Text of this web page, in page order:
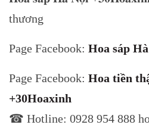
thương
Page Facebook: Hoa sáp
Page Facebook: Hoa tiền
+30Hoaxinh
☎ Hotline: 0928 954 888